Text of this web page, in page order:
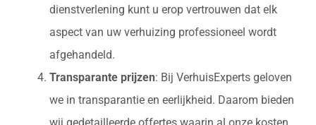
dienstverlening kunt u erop vertrouwen dat elk
aspect van uw verhuizing professioneel wordt
afgehandeld.
Transparante prijzen: Bij VerhuisExperts geloven
we in transparantie en eerlijkheid. Daarom bieden